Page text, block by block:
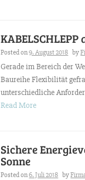
Posted on9. August 2018 by
Gerade im Bereich der
Baureihe Flexibilität
unterschiedliche
Read More
Sichere
Sonne
Posted on6. Juli 2018 by